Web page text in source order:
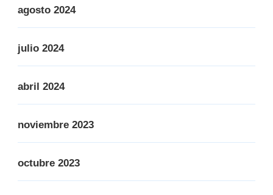
agosto 2024
julio 2024
abril 2024
noviembre 2023
octubre 2023